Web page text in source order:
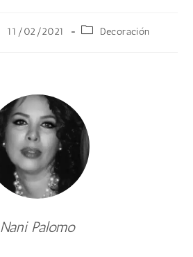
11/02/2021 Decoración
Nani Palomo